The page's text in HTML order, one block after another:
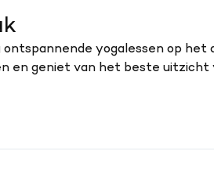
ontspannende yogalessen op het
en geniet van het beste uitzicht